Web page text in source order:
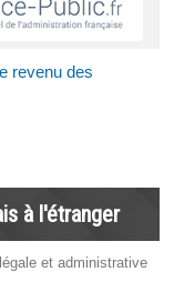
revenu des
à l'étranger
et administrative